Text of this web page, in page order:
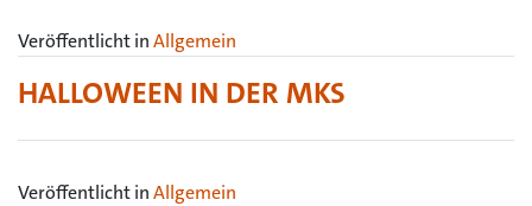
Veröffentlicht inAllgemein
HALLOWEEN IN DER MKS
Veröffentlicht inAllgemein